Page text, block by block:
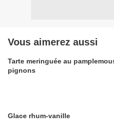
Vous aimerez aussi
Tarte meringuée au
pignons
Glace rhum-vanille